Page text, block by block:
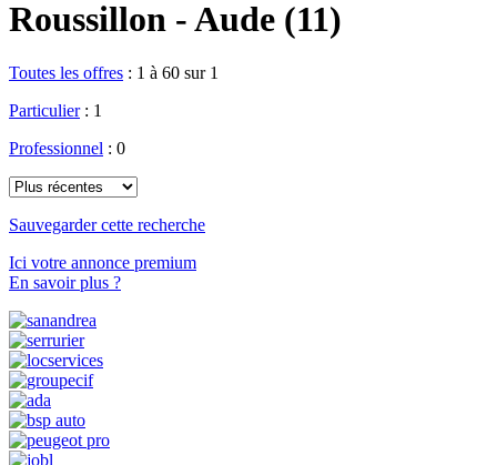
Roussillon - Aude (11)
Toutes les offres : 1 à 60 sur 1
Particulier: 1
Professionnel : 0
Sauvegarder cette recherche
Ici votre annonce premium
En savoir plus ?